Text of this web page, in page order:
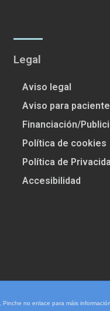
Legal
Aviso legal
Aviso para
Financiación/
Política de cookies
Política de
Accesibilidad
, Pinche no enlace para máis información.